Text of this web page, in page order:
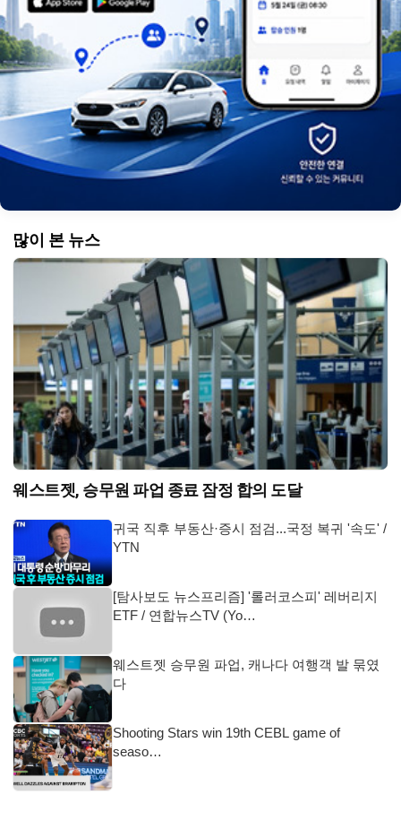
많이 본 뉴스
웨스트젯, 승무원 파업 종료 잠정 합의 도달
귀국 직후 부동산·증시 점검...국정 복귀 '속도' /
YTN
[탐사보도 뉴스프리즘] '롤러코스피' 레버리지
ETF / 연합뉴스TV (Yo…
웨스트젯 승무원 파업, 캐나다 여행객 발 묶였
다
Shooting Stars win 19th CEBL game of
seaso…